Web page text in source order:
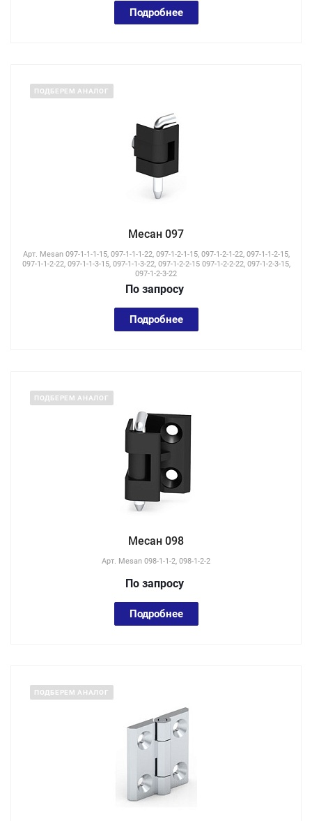
Подробнее
ПОДБЕРЕМ АНАЛОГ
Месан 097
Арт. Mesan 097-1-1-1-15, 097-1-1-1-22, 097-1-2-1-15, 097-1-2-1-22, 097-1-1-2-15,
097-1-1-2-22, 097-1-1-3-15, 097-1-1-3-22, 097-1-2-2-15 097-1-2-2-22, 097-1-2-3-15,
097-1-2-3-22
По запросу
Подробнее
ПОДБЕРЕМ АНАЛОГ
Месан 098
Арт. Mesan 098-1-1-2, 098-1-2-2
По запросу
Подробнее
ПОДБЕРЕМ АНАЛОГ